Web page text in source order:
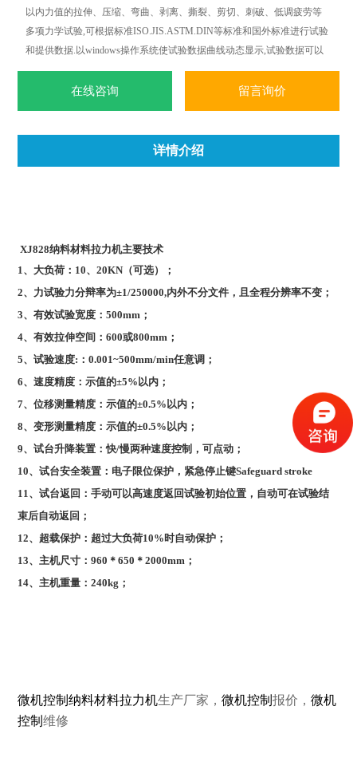
以内力值的拉伸、压缩、弯曲、剥离、撕裂、剪切、刺破、低调疲劳等
多项力学试验,可根据标准ISO.JIS.ASTM.DIN等标准和国外标准进行试验
和提供数据.以windows操作系统使试验数据曲线动态显示,试验数据可以
任意删加,对曲线操作更加简便.轻松.随时随地都可以进行曲线遍历.叠加.
分离.缩放.打印等全电子显示监控.
在线咨询 留言询价
详情介绍
XJ828纳料材料拉力机主要技术
1、大负荷：10、20KN（可选）；
2、力试验力分辩率为±1/250000,内外不分文件，且全程分辨率不变；
3、有效试验宽度：500mm；
4、有效拉伸空间：600或800mm；
5、试验速度:：0.001~500mm/min任意调；
6、速度精度：示值的±5%以内；
7、位移测量精度：示值的±0.5%以内；
8、变形测量精度：示值的±0.5%以内；
9、试台升降装置：快/慢两种速度控制，可点动；
10、试台安全装置：电子限位保护，紧急停止键Safeguard stroke
11、试台返回：手动可以高速度返回试验初始位置，自动可在试验结
束后自动返回；
12、超载保护：超过大负荷10%时自动保护；
13、主机尺寸：960＊650＊2000mm；
14、主机重量：240kg；
微机控制纳料材料拉力机生产厂家，微机控制报价，微机
控制维修